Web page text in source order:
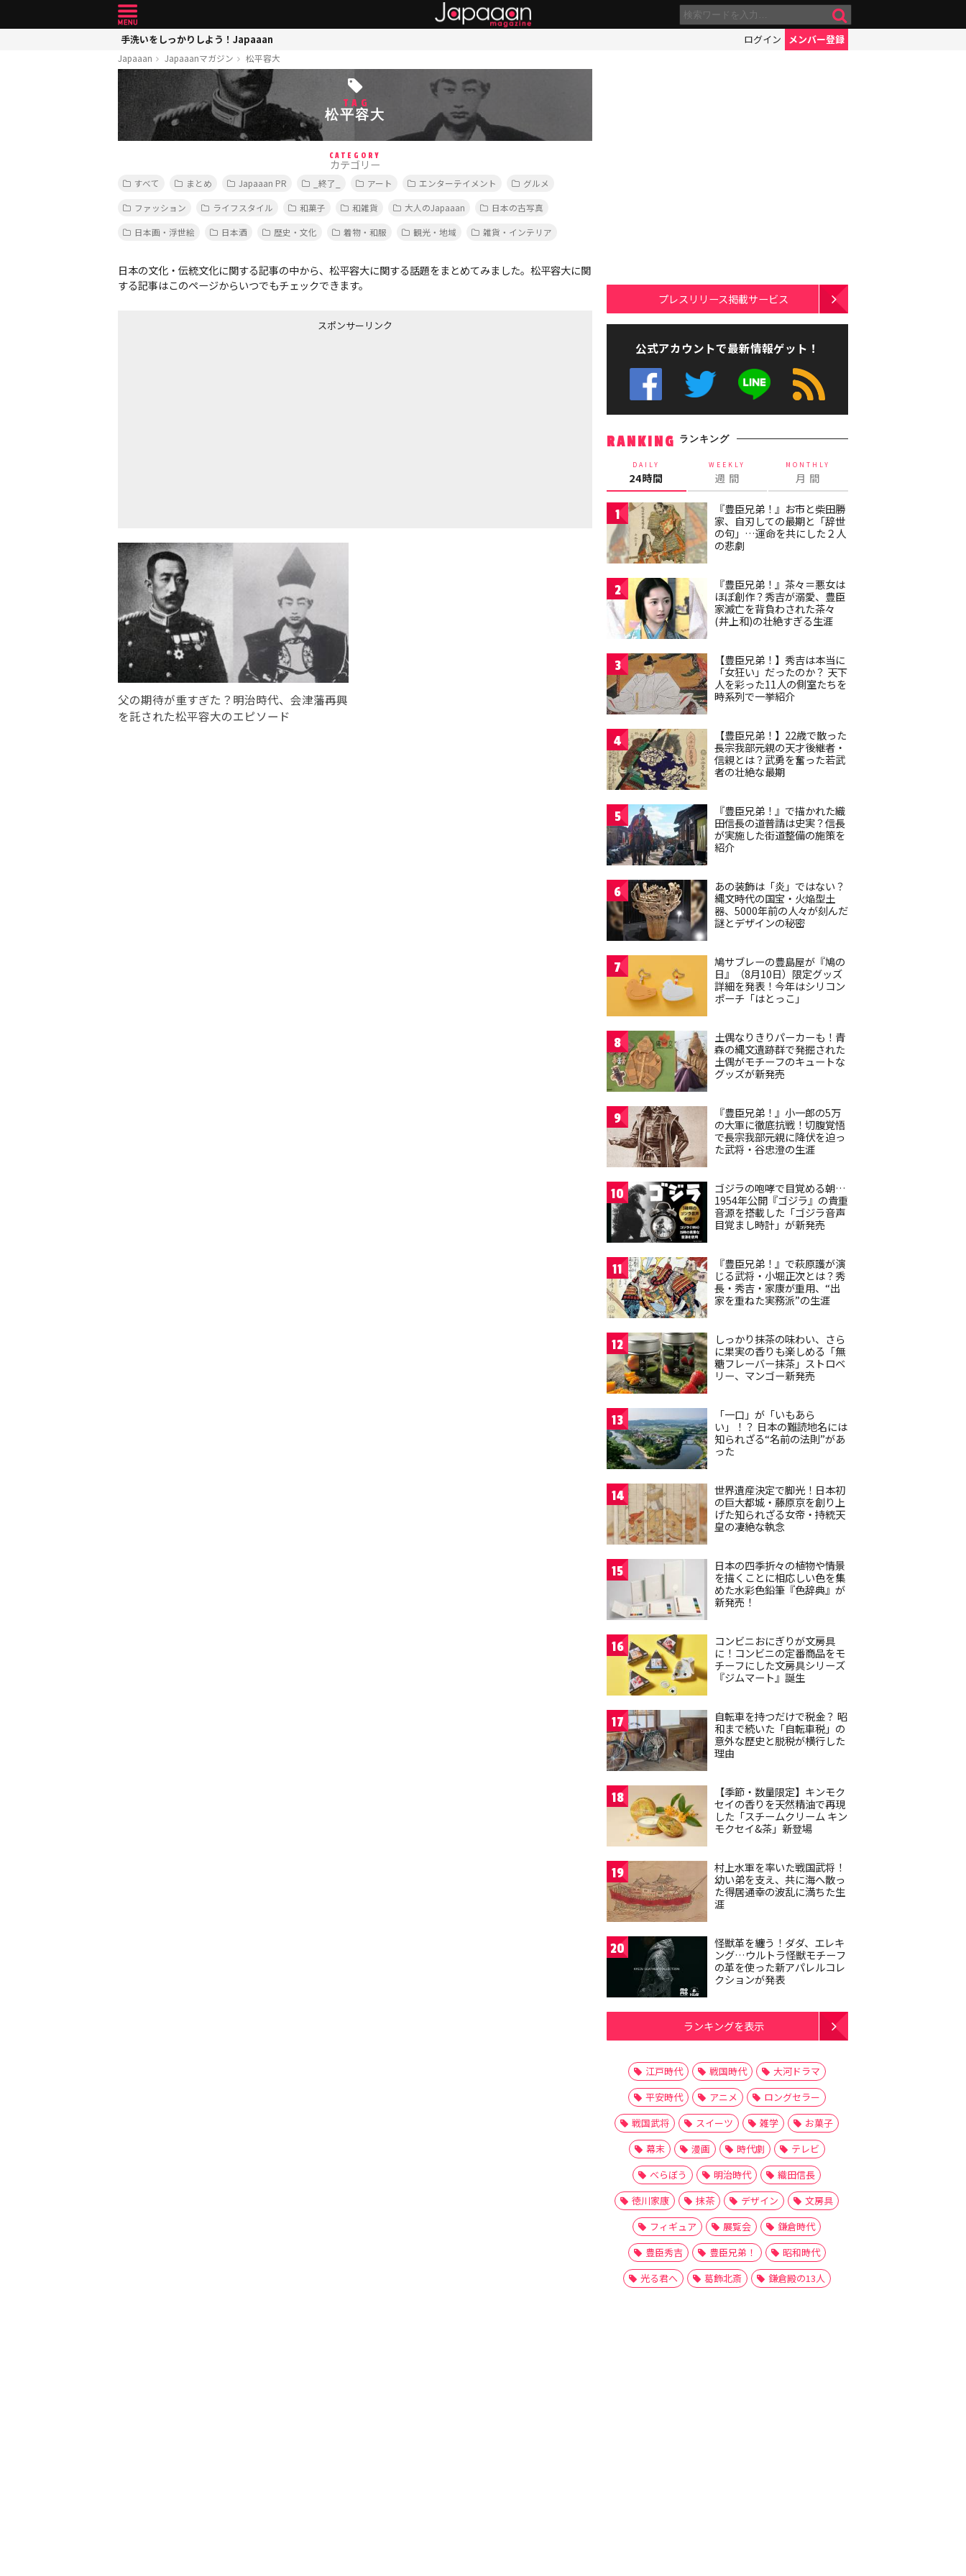
手洗いをしっかりしよう！Japaaan ログイン メンバー登録
Japaaan Japaaanマガジン 松平容大
TAG
松平容大
CATEGORY
カテゴリー
すべて まとめ Japaaan PR _終了_ アート エンターテイメント
グルメ
ファッション
ライフスタイル 和菓子 和雑貨 大人のJapaaan
日本の古写真
日本画・浮世絵
日本酒 歴史・文化 着物・和服 観光・地域 雑貨・インテリア
日本の文化・伝統文化に関する記事の中から、松平容大に関する話題をまとめてみました。松平容大に関
する記事はこのページからいつでもチェックできます。
スポンサーリンク
父の期待が重すぎた？明治時代、会津藩再興
を託された松平容大のエピソード
プレスリリース掲載サービス
公式アカウントで最新情報ゲット！
RANKING ランキング
DAILY
24時間
WEEKLY
週 間
MONTHLY
月 間
1
『豊臣兄弟！』お市と柴田勝
家、自刃しての最期と「辞世
の句」…運命を共にした２人
の悲劇
2
『豊臣兄弟！』茶々＝悪女は
ほぼ創作？秀吉が溺愛、豊臣
家滅亡を背負わされた茶々
(井上和)の壮絶すぎる生涯
3
【豊臣兄弟！】秀吉は本当に
「女狂い」だったのか？ 天下
人を彩った11人の側室たちを
時系列で一挙紹介
4
【豊臣兄弟！】22歳で散った
長宗我部元親の天才後継者・
信親とは？武勇を奮った若武
者の壮絶な最期
5
『豊臣兄弟！』で描かれた織
田信長の道普請は史実？信長
が実施した街道整備の施策を
紹介
6
あの装飾は「炎」ではない？
縄文時代の国宝・火焔型土
器、5000年前の人々が刻んだ
謎とデザインの秘密
7
鳩サブレーの豊島屋が『鳩の
日』（8月10日）限定グッズ
詳細を発表！今年はシリコン
ポーチ「はとっこ」
8
土偶なりきりパーカーも！青
森の縄文遺跡群で発掘された
土偶がモチーフのキュートな
グッズが新発売
9
『豊臣兄弟！』小一郎の5万
の大軍に徹底抗戦！切腹覚悟
で長宗我部元親に降伏を迫っ
た武将・谷忠澄の生涯
10
ゴジラの咆哮で目覚める朝…
1954年公開『ゴジラ』の貴重
音源を搭載した「ゴジラ音声
目覚まし時計」が新発売
11
『豊臣兄弟！』で萩原護が演
じる武将・小堀正次とは？秀
長・秀吉・家康が重用、“出
家を重ねた実務派”の生涯
12
しっかり抹茶の味わい、さら
に果実の香りも楽しめる「無
糖フレーバー抹茶」ストロベ
リー、マンゴー新発売
13
「一口」が「いもあら
い」！？ 日本の難読地名には
知られざる“名前の法則”があ
った
14
世界遺産決定で脚光！日本初
の巨大都城・藤原京を創り上
げた知られざる女帝・持統天
皇の凄絶な執念
15
日本の四季折々の植物や情景
を描くことに相応しい色を集
めた水彩色鉛筆『色辞典』が
新発売！
16
コンビニおにぎりが文房具
に！コンビニの定番商品をモ
チーフにした文房具シリーズ
『ジムマート』誕生
17
自転車を持つだけで税金？ 昭
和まで続いた「自転車税」の
意外な歴史と脱税が横行した
理由
18
【季節・数量限定】キンモク
セイの香りを天然精油で再現
した「スチームクリーム キン
モクセイ&茶」新登場
19
村上水軍を率いた戦国武将！
幼い弟を支え、共に海へ散っ
た得居通幸の波乱に満ちた生
涯
20
怪獣革を纏う！ダダ、エレキ
ング…ウルトラ怪獣モチーフ
の革を使った新アパレルコレ
クションが発表
ランキングを表示
江戸時代 戦国時代
大河ドラマ
平安時代
アニメ
ロングセラー
戦国武将
スイーツ 雑学
お菓子
幕末
漫画 時代劇
テレビ
べらぼう
明治時代
織田信長
徳川家康
抹茶 デザイン
文房具
フィギュア
展覧会
鎌倉時代
豊臣秀吉
豊臣兄弟！
昭和時代
光る君へ
葛飾北斎 鎌倉殿の13人